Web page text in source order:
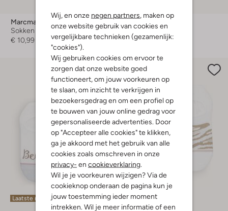
Wij, en onze negen partners , maken op
onze website gebruik van cookies en
vergelijkbare technieken (gezamenlijk:
"cookies").
Wij gebruiken cookies om ervoor te
zorgen dat onze website goed
functioneert, om jouw voorkeuren op
te slaan, om inzicht te verkrijgen in
bezoekersgedrag en om een profiel op
te bouwen van jouw online gedrag voor
gepersonaliseerde advertenties. Door
op "Accepteer alle cookies" te klikken,
ga je akkoord met het gebruik van alle
cookies zoals omschreven in onze
privacy- en cookieverklaring
Wil je je voorkeuren wijzigen? Via de
cookieknop onderaan de pagina kun je
jouw toestemming ieder moment
intrekken. Wil je meer informatie of een
Marcmarcs
Sokken
€ 10,99
Marcmarcs
Sokken
€ 10,99
Laatste maten Laatste maten